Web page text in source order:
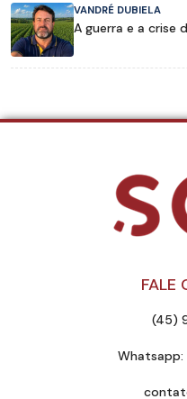
VANDRÉ DUBIELA
A guerra e a crise
FALE
(45)
Whatsapp: